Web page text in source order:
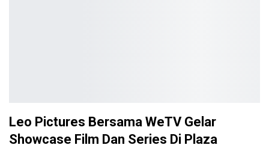
Leo Pictures Bersama WeTV Gelar
Showcase Film Dan Series Di Plaza